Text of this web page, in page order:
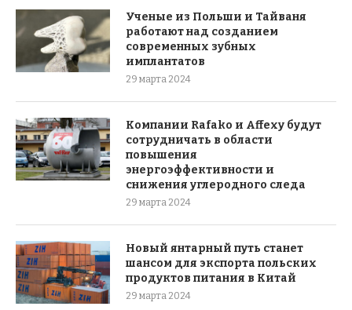
Ученые из Польши и Тайваня
работают над созданием
современных зубных
имплантатов
29 марта 2024
Компании Rafako и Affexy будут
сотрудничать в области
повышения
энергоэффективности и
снижения углеродного следа
29 марта 2024
Новый янтарный путь станет
шансом для экспорта польских
продуктов питания в Китай
29 марта 2024